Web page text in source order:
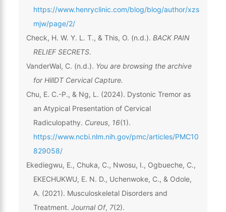
https://www.henryclinic.com/blog/blog/author/xzs
mjw/page/2/
Check, H. W. Y. L. T., & This, O. (n.d.). BACK PAIN
RELIEF SECRETS.
VanderWal, C. (n.d.). You are browsing the archive
for HillDT Cervical Capture.
Chu, E. C.-P., & Ng, L. (2024). Dystonic Tremor as
an Atypical Presentation of Cervical
Radiculopathy. Cureus, 16(1).
https://www.ncbi.nlm.nih.gov/pmc/articles/PMC10
829058/
Ekediegwu, E., Chuka, C., Nwosu, I., Ogbueche, C.,
EKECHUKWU, E. N. D., Uchenwoke, C., & Odole,
A. (2021). Musculoskeletal Disorders and
Treatment. Journal Of, 7(2).